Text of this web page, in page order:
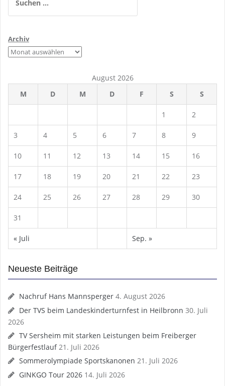
nach:
Archiv
August 2026
M
D M D F S S
1 2
3 4 5 6 7 8 9
10 11 12 13 14 15 16
17 18 19 20 21 22 23
24 25 26 27 28 29 30
31
« Juli Sep. »
Neueste Beiträge
Nachruf Hans Mannsperger 4. August 2026
Der TVS beim Landeskinderturnfest in Heilbronn 30. Juli
2026
TV Sersheim mit starken Leistungen beim Freiberger
Bürgerfestlauf 21. Juli 2026
Sommerolympiade Sportskanonen 21. Juli 2026
GINKGO Tour 2026 14. Juli 2026